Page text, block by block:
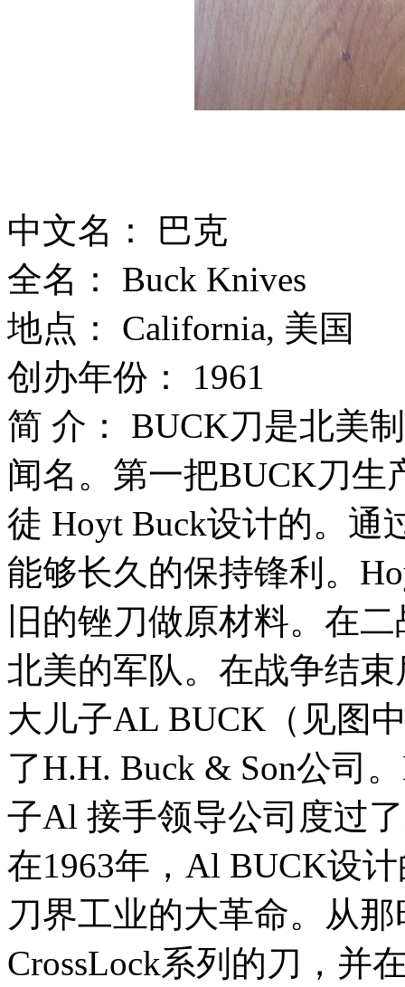
中文名： 巴克
全名： Buck Knives
地点： California, 美国
创办年份： 1961
简 介： BUCK刀是北美
闻名。第一把BUCK刀生
徒 Hoyt Buck设计的。通
能够长久的保持锋利。
旧的锉刀做原材料。在
北美的军队。在战争结
大儿子AL BUCK（见图
了H.H. Buck & Son公司
子Al 接手领导公司度过
在1963年，Al BUCK设
刀界工业的大革命。从
CrossLock系列的刀，并